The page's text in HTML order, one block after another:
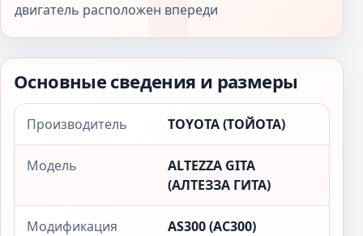
двигатель расположен впереди
Основные сведения и размеры
Производитель TOYOTA (ТОЙОТА)
Модель
ALTEZZA GITA
(АЛТЕЗЗА ГИТА)
Модификация AS300 (АС300)